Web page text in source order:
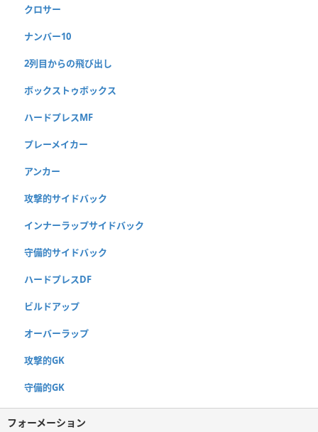
クロサー
ナンバー10
2列目からの飛び出し
ボックストゥボックス
ハードプレスMF
プレーメイカー
アンカー
攻撃的サイドバック
インナーラップサイドバック
守備的サイドバック
ハードプレスDF
ビルドアップ
オーバーラップ
攻撃的GK
守備的GK
フォーメーション